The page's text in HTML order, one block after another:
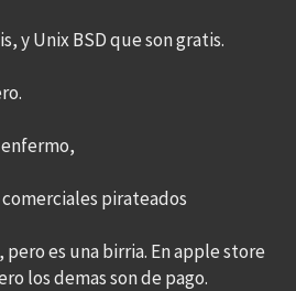
y Unix BSD que son gratis.
pirateados
pero es una birria. En apple store
los demas son de pago.